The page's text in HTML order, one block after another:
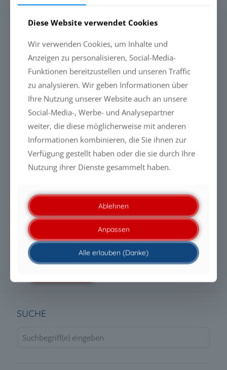
PFAS-FREIE LIQUID GLASS-
BESCHICHTUNGEN: WARUM DIE
ZUKUNFT DURCH LEISTUNG
ENTSCHIEDEN WIRD
SUCHE
Diese Website verwendet Cookies
Wir verwenden Cookies, um Inhalte und
Anzeigen zu personalisieren, Social-Media-
Funktionen bereitzustellen und unseren Traffic
zu analysieren. Wir geben Informationen über
Ihre Nutzung unserer Website auch an unsere
Social-Media-, Werbe- und Analysepartner
weiter, die diese möglicherweise mit anderen
Informationen kombinieren, die Sie ihnen zur
Verfügung gestellt haben oder die sie durch Ihre
Nutzung ihrer Dienste gesammelt haben.
Ablehnen
Anpassen
Alle erlauben (Danke)